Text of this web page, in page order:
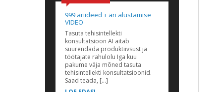
999 äriideed + äri alustamise
VIDEO
Tasuta tehisintellekti
konsultatsioon AI aitab
suurendada produktiivsust ja
töötajate rahulolu Iga kuu
pakume väja mõned tasuta
tehisintellekti konsultatsioonid.
Saad teada, […]